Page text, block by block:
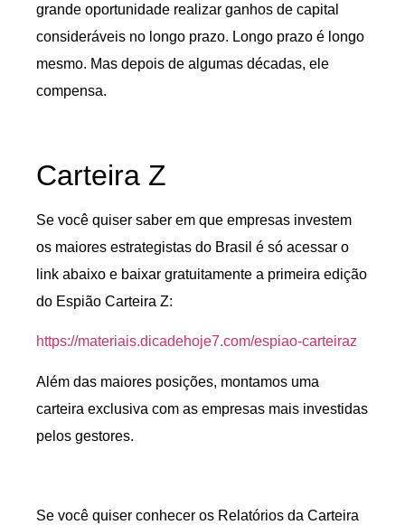
grande oportunidade realizar ganhos de capital
consideráveis no longo prazo. Longo prazo é longo
mesmo. Mas depois de algumas décadas, ele
compensa.
Carteira Z
Se você quiser saber em que empresas investem
os maiores estrategistas do Brasil é só acessar o
link abaixo e baixar gratuitamente a primeira edição
do Espião Carteira Z:
https://materiais.dicadehoje7.com/espiao-carteiraz
Além das maiores posições, montamos uma
carteira exclusiva com as empresas mais investidas
pelos gestores.
Se você quiser conhecer os Relatórios da Carteira